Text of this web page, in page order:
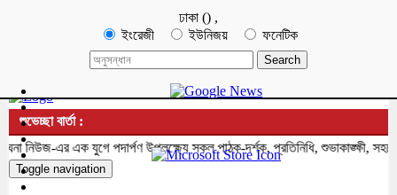
ঢাকা () ,
ইংরেজী
ইউনিজয় ফনেটিক
শুভেচ্ছা বার্তা :
এর এক যুগে পদার্পণ উপলক্ষ্যে সকল পাঠক-দর্শক, প্রতিনিধি, শুভাকাঙ্ক্ষী,
Toggle navigation